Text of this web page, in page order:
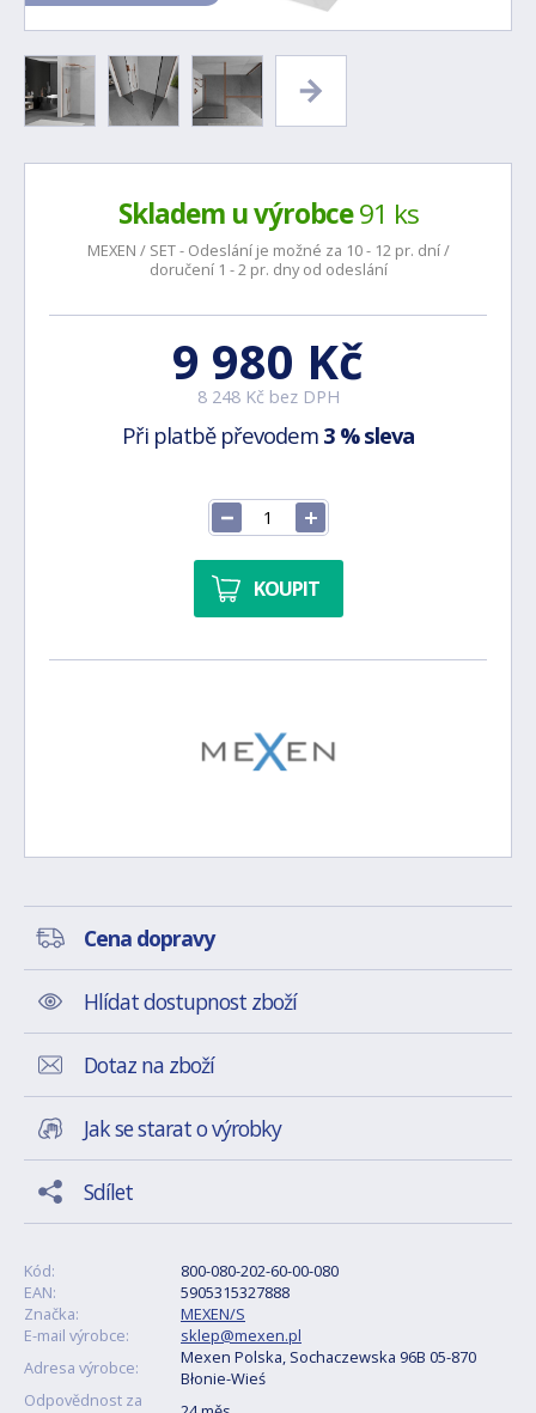
Skladem u výrobce91 ks
MEXEN / SET - Odeslání je možné za 10 - 12 pr. dní /
doručení 1 - 2 pr. dny od odeslání
9 980 Kč
8 248 Kč bez DPH
Při platbě převodem 3 % sleva
KOUPIT
Cena dopravy
Hlídat dostupnost zboží
Dotaz na zboží
Jak se starat o výrobky
Sdílet
Kód:
800-080-202-60-00-080
EAN:
5905315327888
Značka:
MEXEN/S
E-mail výrobce:
sklep@mexen.pl
Adresa výrobce:
Mexen Polska, Sochaczewska 96B 05-870
Błonie-Wieś
Odpovědnost za